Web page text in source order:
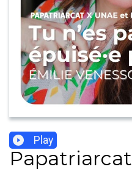
Play
Papatriarcat